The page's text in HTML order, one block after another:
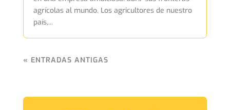
agrícolas al mundo. Los agricultores de nuestro
país,...
« ENTRADAS ANTIGAS